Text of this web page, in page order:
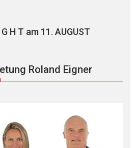
H T am 11. AUGUST
Roland Eigner